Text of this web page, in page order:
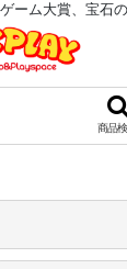
ーム大賞、宝石
商品